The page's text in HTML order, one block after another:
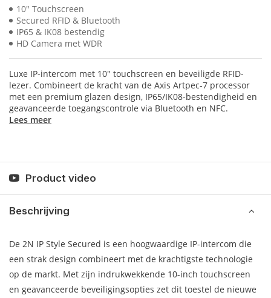
10" Touchscreen
Secured RFID & Bluetooth
IP65 & IK08 bestendig
HD Camera met WDR
Luxe IP-intercom met 10" touchscreen en beveiligde RFID-
lezer. Combineert de kracht van de Axis Artpec-7 processor
met een premium glazen design, IP65/IK08-bestendigheid en
geavanceerde toegangscontrole via Bluetooth en NFC.
Lees meer
Product video
Beschrijving
De 2N IP Style Secured is een hoogwaardige IP-intercom die
een strak design combineert met de krachtigste technologie
op de markt. Met zijn indrukwekkende 10-inch touchscreen
en geavanceerde beveiligingsopties zet dit toestel de nieuwe